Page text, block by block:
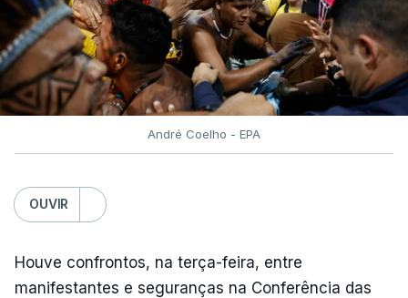
André Coelho - EPA
OUVIR
Houve confrontos, na terça-feira, entre
manifestantes e seguranças na Conferência das